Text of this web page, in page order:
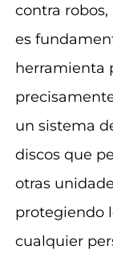
contra
es
herramienta
un sistema
discos que
otras
protegiendo
cualquier